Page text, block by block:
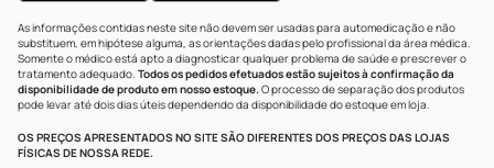
As informações contidas neste site não devem ser usadas para automedicação e não
substituem, em hipótese alguma, as orientações dadas pelo profissional da área médica.
Somente o médico está apto a diagnosticar qualquer problema de saúde e prescrever o
tratamento adequado. Todos os pedidos efetuados estão sujeitos à confirmação da
disponibilidade de produto em nosso estoque.O processo de separação dos produtos
pode levar até dois dias úteis dependendo da disponibilidade do estoque em loja.
OS PREÇOS APRESENTADOS NO SITE SÃO DIFERENTES DOS PREÇOS DAS LOJAS
FÍSICAS DE NOSSA REDE.